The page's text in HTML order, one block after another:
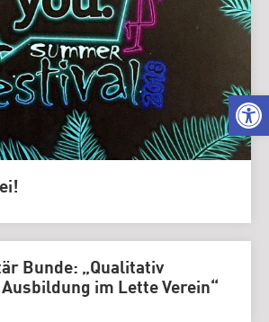
Bunde: „Qualitativ
im Lette Verein“